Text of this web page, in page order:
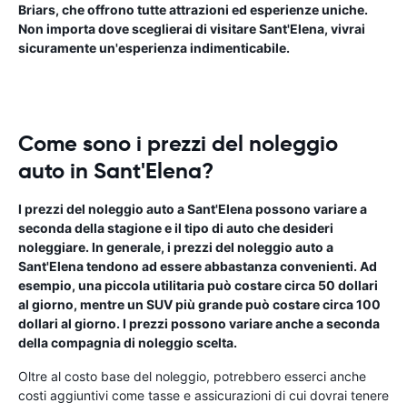
Briars, che offrono tutte attrazioni ed esperienze uniche.
Non importa dove sceglierai di visitare Sant'Elena, vivrai
sicuramente un'esperienza indimenticabile.
Come sono i prezzi del noleggio
auto in Sant'Elena?
I prezzi del noleggio auto a Sant'Elena possono variare a
seconda della stagione e il tipo di auto che desideri
noleggiare. In generale, i prezzi del noleggio auto a
Sant'Elena tendono ad essere abbastanza convenienti. Ad
esempio, una piccola utilitaria può costare circa 50 dollari
al giorno, mentre un SUV più grande può costare circa 100
dollari al giorno. I prezzi possono variare anche a seconda
della compagnia di noleggio scelta.
Oltre al costo base del noleggio, potrebbero esserci anche
costi aggiuntivi come tasse e assicurazioni di cui dovrai tenere